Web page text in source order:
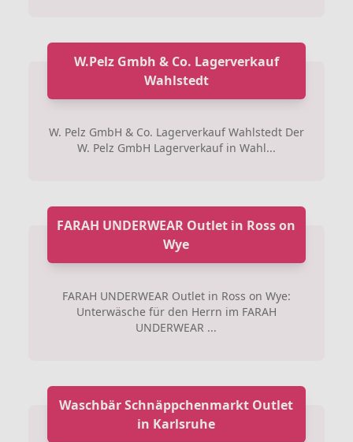
W.Pelz Gmbh & Co. Lagerverkauf
Wahlstedt
W. Pelz GmbH & Co. Lagerverkauf Wahlstedt Der
W. Pelz GmbH Lagerverkauf in Wahl...
FARAH UNDERWEAR Outlet in Ross on
Wye
FARAH UNDERWEAR Outlet in Ross on Wye:
Unterwäsche für den Herrn im FARAH
UNDERWEAR ...
Waschbär Schnäppchenmarkt Outlet
in Karlsruhe